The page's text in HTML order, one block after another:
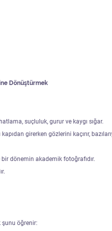
Dönüştürmek
suçluluk, gurur ve kaygı sığar.
girerken gözlerini kaçırır,
dönemin akademik fotoğrafıdır.
şunu öğrenir: